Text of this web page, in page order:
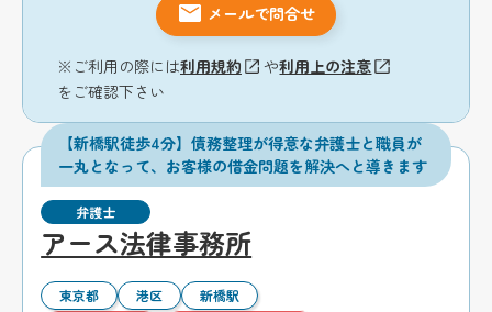
メールで問合せ
※ご利用の際には利用規約 や利用上の注意
をご確認下さい
【新橋駅徒歩4分】債務整理が得意な弁護士と職員が
一丸となって、お客様の借金問題を解決へと導きます
弁護士
アース法律事務所
東京都 港区 新橋駅